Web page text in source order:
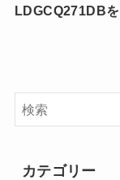
LDGCQ271DBを
カテゴリー